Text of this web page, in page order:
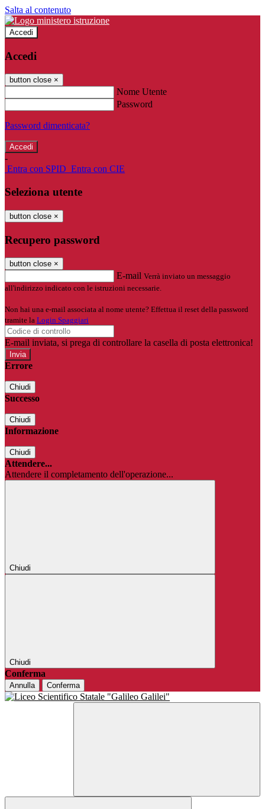
Salta al contenuto
Accedi
Accedi
button close ×
Nome Utente
Password
Password dimenticata?
-
Entra con SPID Entra con CIE
Seleziona utente
button close ×
Recupero password
button close ×
E-mail Verrà inviato un messaggio
all'indirizzo indicato con le istruzioni necessarie.
Non hai una e-mail associata al nome utente? Effettua il reset della password
tramite la Login Spaggiari
E-mail inviata, si prega di controllare la casella di posta elettronica!
Errore
Chiudi
Successo
Chiudi
Informazione
Chiudi
Attendere...
Attendere il completamento dell'operazione...
Chiudi
Chiudi
Conferma
Annulla Conferma